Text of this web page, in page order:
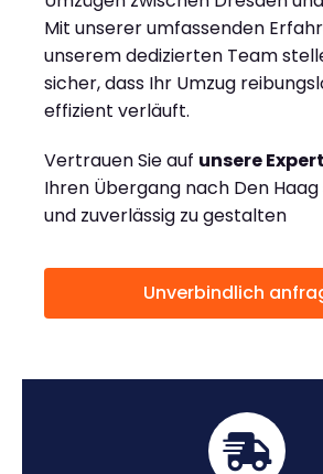
Mit unserer umfassenden
unserem dedizierten Team
sicher, dass Ihr Umzug
effizient verläuft.
Vertrauen Sie auf unsere
Ihren Übergang nach Den
und zuverlässig zu gestalten
Unverbindlich